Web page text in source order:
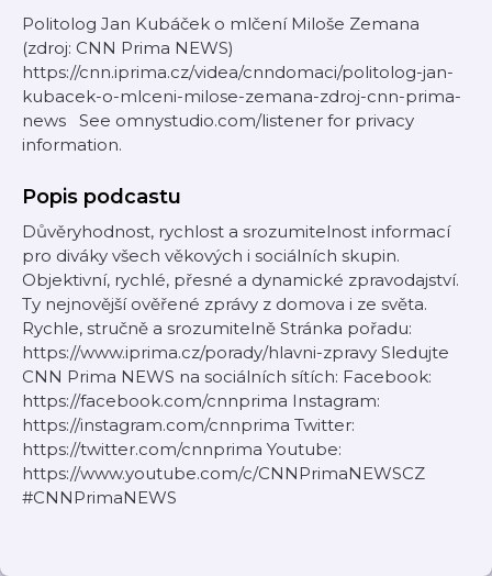
Politolog Jan Kubáček o mlčení Miloše Zemana
(zdroj: CNN Prima NEWS)
https://cnn.iprima.cz/videa/cnndomaci/politolog-jan-
kubacek-o-mlceni-milose-zemana-zdroj-cnn-prima-
news See omnystudio.com/listener for privacy
information.
Popis podcastu
Důvěryhodnost, rychlost a srozumitelnost informací
pro diváky všech věkových i sociálních skupin.
Objektivní, rychlé, přesné a dynamické zpravodajství.
Ty nejnovější ověřené zprávy z domova i ze světa.
Rychle, stručně a srozumitelně Stránka pořadu:
https://www.iprima.cz/porady/hlavni-zpravy Sledujte
CNN Prima NEWS na sociálních sítích: Facebook:
https://facebook.com/cnnprima Instagram:
https://instagram.com/cnnprima Twitter:
https://twitter.com/cnnprima Youtube:
https://www.youtube.com/c/CNNPrimaNEWSCZ
#CNNPrimaNEWS